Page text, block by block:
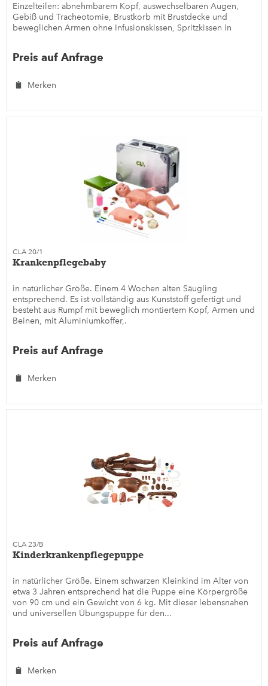
Einzelteilen: abnehmbarem Kopf, auswechselbaren Augen,
Gebiß und Tracheotomie, Brustkorb mit Brustdecke und
beweglichen Armen ohne Infusionskissen, Spritzkissen in
Preis auf Anfrage
Merken
CLA 20/1
Krankenpflegebaby
in natürlicher Größe. Einem 4 Wochen alten Säugling
entsprechend. Es ist vollständig aus Kunststoff gefertigt und
besteht aus Rumpf mit beweglich montiertem Kopf, Armen und
Beinen, mit Aluminiumkoffer,.
Preis auf Anfrage
Merken
CLA 23/B
Kinderkrankenpflegepuppe
in natürlicher Größe. Einem schwarzen Kleinkind im Alter von
etwa 3 Jahren entsprechend hat die Puppe eine Körpergröße
von 90 cm und ein Gewicht von 6 kg. Mit dieser lebensnahen
und universellen Übungspuppe für den...
Preis auf Anfrage
Merken